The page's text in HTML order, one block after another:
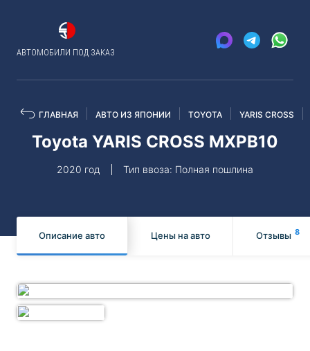
АВТОМОБИЛИ ПОД ЗАКАЗ
ГЛАВНАЯ АВТО ИЗ ЯПОНИИ TOYOTA YARIS CROSS
Toyota YARIS CROSS MXPB10
2020 год Тип ввоза: Полная пошлина
Описание авто Цены на авто Отзывы 8